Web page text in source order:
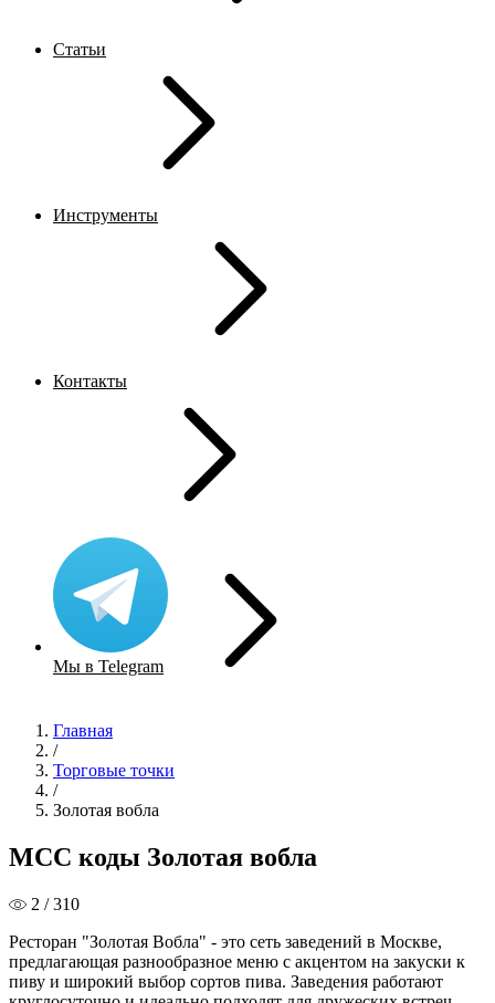
Статьи
Инструменты
Контакты
Мы в Telegram
Главная
/
Торговые точки
/
Золотая вобла
MCC коды Золотая вобла
2 / 310
Ресторан "Золотая Вобла" - это сеть заведений в Москве,
предлагающая разнообразное меню с акцентом на закуски к
пиву и широкий выбор сортов пива. Заведения работают